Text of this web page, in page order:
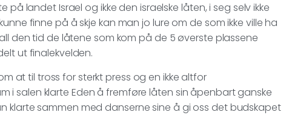
landet Israel og ikke den israelske låten, i seg selv ikke
finne på å skje kan man jo lure om de som ikke ville ha
den tid de låtene som kom på de 5 øverste plassene
ut finalekvelden.
at til tross for sterkt press og en ikke altfor
i salen klarte Eden å fremføre låten sin åpenbart ganske
klarte sammen med danserne sine å gi oss det budskapet